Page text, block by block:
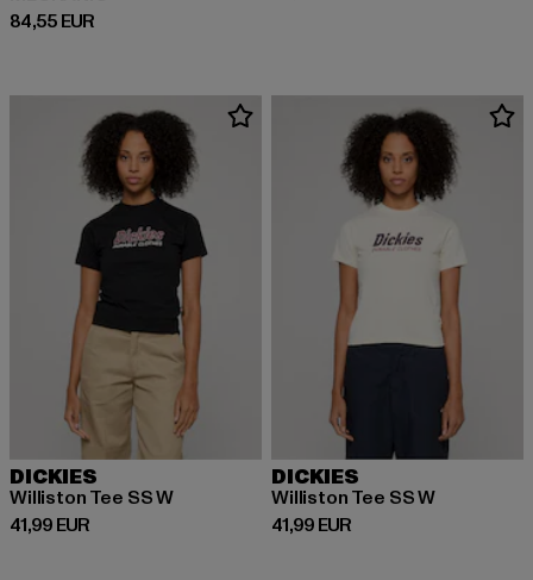
84,55 EUR
Derzeitiger Preis: 84,55 EUR
DICKIES
Williston Tee SS W
41,99 EUR
Derzeitiger Preis: 41,99 EUR
DICKIES
Williston Tee SS W
41,99 EUR
Derzeitiger Preis: 41,99 EUR